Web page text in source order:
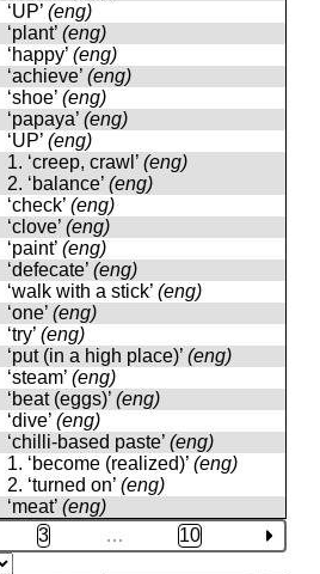
‘UP’ (eng)
‘plant’ (eng)
‘happy’ (eng)
‘achieve’ (eng)
‘shoe’ (eng)
‘papaya’ (eng)
‘UP’ (eng)
1. ‘creep, crawl’ (eng)
2. ‘balance’ (eng)
‘check’ (eng)
‘clove’ (eng)
‘paint’ (eng)
‘defecate’ (eng)
‘walk with a stick’ (eng)
‘one’ (eng)
‘try’ (eng)
‘put (in a high place)’ (eng)
‘steam’ (eng)
‘beat (eggs)’ (eng)
‘dive’ (eng)
‘chilli-based paste’ (eng)
1. ‘become (realized)’ (eng)
2. ‘turned on’ (eng)
‘meat’ (eng)
3 …
10